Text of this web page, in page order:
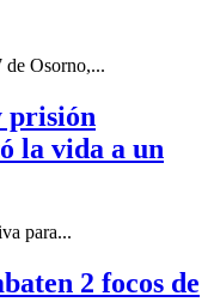
de Osorno,...
prisión
la vida a un
para...
2 focos de